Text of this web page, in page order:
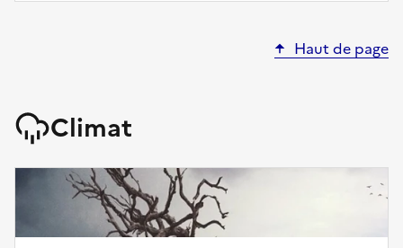
Haut de page
Climat